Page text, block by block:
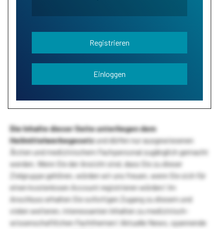
Registrieren
Einloggen
Die Inhalte dieser Seite unterliegen dem
Heilmittelwerbegesetzund dürfen nur ausgewiesenen
Ärzten und medizinischem Fachpersonal zugänglich gemacht
werden. Wenn Sie der Ansicht sind, dass Sie zu dieser
Zielgruppe gehören, würden wir uns freuen, wenn Sie sich für
einen kostenlosen Account registrieren würden! Im
Anschluss erhalten Sie sofortigen Zugang zu diesem und
vielen weiteren, interessanten Inhalten zu medizinisch-
wissenschaftlichen Fachthemen! Aktuelle News, spannende